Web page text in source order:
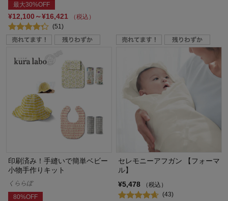
最大30%OFF
¥12,100～¥16,421
（税込）
(51)
印刷済み！手縫いで簡単ベビー
小物手作りキット
くららぼ
80%OFF
セレモニーアフガン 【フォーマ
ル】
¥5,478
（税込）
(43)